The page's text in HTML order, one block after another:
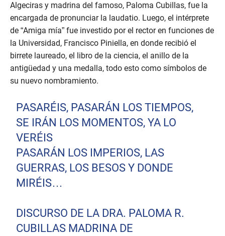
Algeciras y madrina del famoso, Paloma Cubillas, fue la
encargada de pronunciar la laudatio. Luego, el intérprete
de “Amiga mía” fue investido por el rector en funciones de
la Universidad, Francisco Piniella, en donde recibió el
birrete laureado, el libro de la ciencia, el anillo de la
antigüedad y una medalla, todo esto como símbolos de
su nuevo nombramiento.
PASARÉIS, PASARÁN LOS TIEMPOS,
SE IRÁN LOS MOMENTOS, YA LO
VERÉIS
PASARÁN LOS IMPERIOS, LAS
GUERRAS, LOS BESOS Y DONDE
MIRÉIS…
DISCURSO DE LA DRA. PALOMA R.
CUBILLAS MADRINA DE